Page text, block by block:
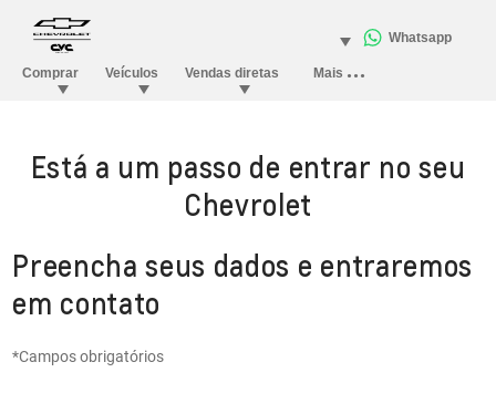
Está a um passo de entrar no seu
Chevrolet
Preencha seus dados e entraremos
em contato
*Campos obrigatórios